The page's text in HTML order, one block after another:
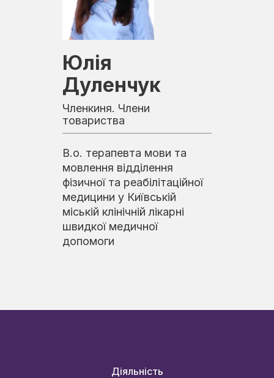
Юлія
Дуленчук
Членкиня. Члени
товариства
В.о. терапевта мови та
мовлення відділення
фізичної та реабілітаційної
медицини у Київській
міській клінічній лікарні
швидкої медичної
допомоги
Діяльність